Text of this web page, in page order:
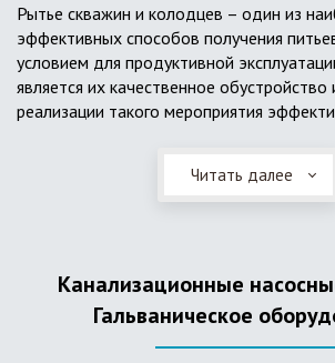
Рытье скважин и колодцев – один из
эффективных способов получения
условием для продуктивной
является их качественное
реализации такого мероприятия
Главное и неоспоримое преимущество
возможность эксплуатации в условиях
подвержены промерзанию. Оптимальный
установки железобетонных кессонов –
уровень грунтовых вод (УГВ) на участке,
выполненный из пластика, может
Читать далее
Канализационные
Гальваническое